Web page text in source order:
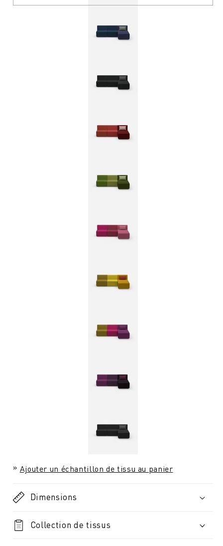
Ajouter un échantillon de tissu au panier
Dimensions
Collection de tissus